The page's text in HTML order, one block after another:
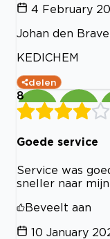
4 February
Johan den
KEDICHEM
delen
8
Goede service
Service was
sneller naar
Beveelt aan
10 January